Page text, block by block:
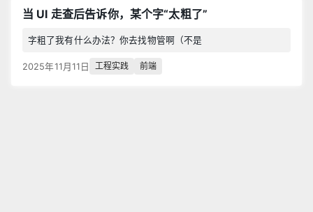
当 UI 走查后告诉你，某个字“太粗了”
字粗了我有什么办法？你去找物管啊（不是
2025年11月11日 工程实践 前端